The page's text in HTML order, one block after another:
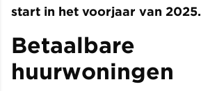
start in het voorjaar van 2025.
Betaalbare
huurwoningen